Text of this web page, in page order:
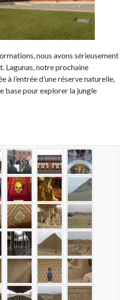
nous avons sérieusement
Lagunas, notre prochaine
à l’entrée d’une réserve naturelle,
base pour explorer la jungle